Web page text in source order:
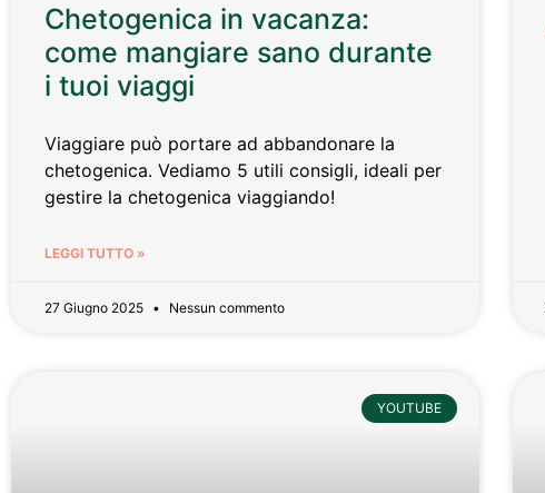
Chetogenica in vacanza:
come mangiare sano durante
i tuoi viaggi
Viaggiare può portare ad abbandonare la
chetogenica. Vediamo 5 utili consigli, ideali per
gestire la chetogenica viaggiando!
LEGGI TUTTO »
27 Giugno 2025 Nessun commento
YOUTUBE